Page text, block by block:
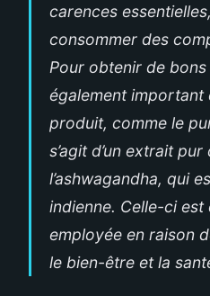
carences
consommer des
Pour obtenir de
également important
produit, comme le
s’agit d’un extrait
l’ashwagandha, qui
indienne. Celle-ci est
employée en raison
le bien-être et la